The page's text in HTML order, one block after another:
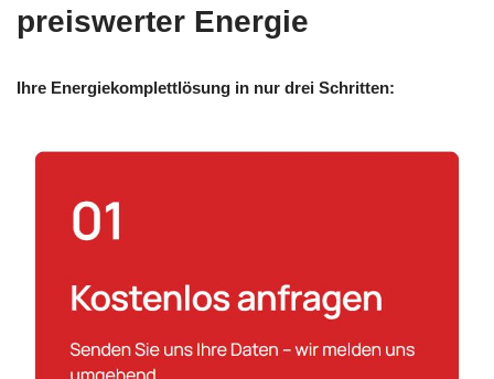
preiswerter Energie
Ihre Energiekomplettlösung in nur drei Schritten: